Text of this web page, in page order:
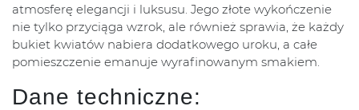
atmosferę elegancji i luksusu. Jego złote wykończenie
nie tylko przyciąga wzrok, ale również sprawia, że każdy
bukiet kwiatów nabiera dodatkowego uroku, a całe
pomieszczenie emanuje wyrafinowanym smakiem.
Dane techniczne: